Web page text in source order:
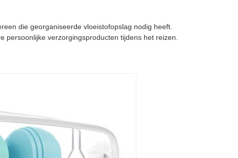
die georganiseerde vloeistofopslag nodig heeft.
persoonlijke verzorgingsproducten tijdens het reizen.